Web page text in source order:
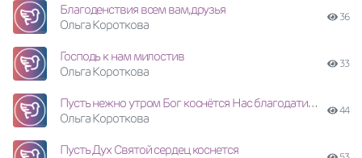
Благоденствия всем вам,друзья
Ольга Короткова
36
Господь к нам милостив
Ольга Короткова
33
Пусть нежно утром Бог коснётся Нас благодатию Своей, И радостью в нас обернётся Надежда - будущностью дней! В день примирения раз в год В Святом святых - Первосвященник Кровью кропил за весь народ, Чтобы прощён был соплеменник. И в тот момент уже ник
Ольга Короткова
44
Пусть Дух Святой сердец коснется